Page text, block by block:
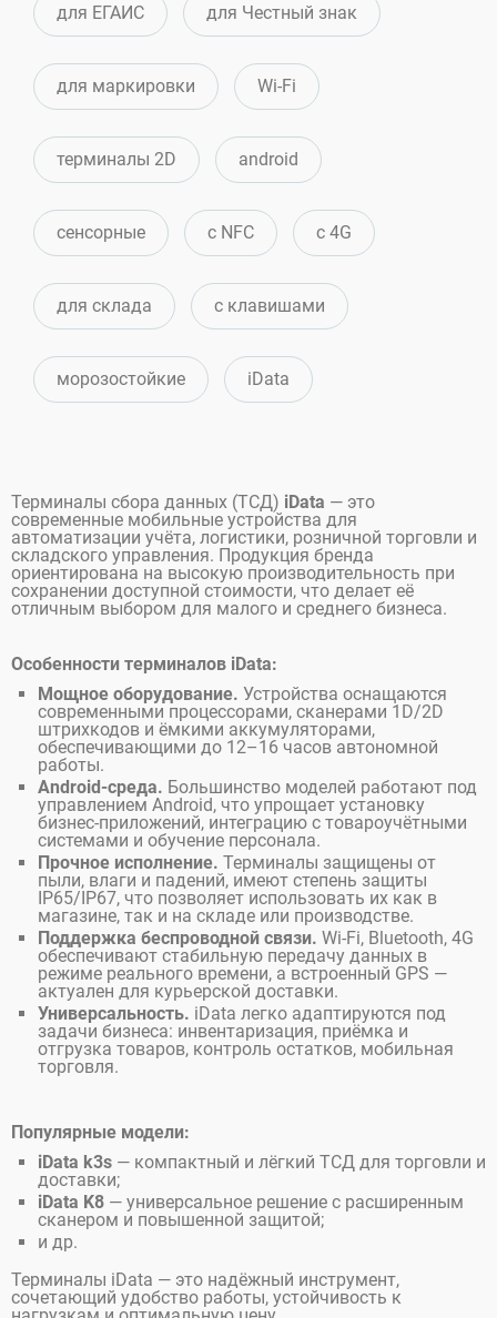
для ЕГАИС для Честный знак
для маркировки Wi-Fi
терминалы 2D android
сенсорные c NFC с 4G
для склада c клавишами
морозостойкие iData
Терминалы сбора данных (ТСД) iData — это
современные мобильные устройства для
автоматизации учёта, логистики, розничной торговли и
складского управления. Продукция бренда
ориентирована на высокую производительность при
сохранении доступной стоимости, что делает её
отличным выбором для малого и среднего бизнеса.
Особенности терминалов iData:
Мощное оборудование. Устройства оснащаются
современными процессорами, сканерами 1D/2D
штрихкодов и ёмкими аккумуляторами,
обеспечивающими до 12–16 часов автономной
работы.
Android-среда. Большинство моделей работают под
управлением Android, что упрощает установку
бизнес-приложений, интеграцию с товароучётными
системами и обучение персонала.
Прочное исполнение. Терминалы защищены от
пыли, влаги и падений, имеют степень защиты
IP65/IP67, что позволяет использовать их как в
магазине, так и на складе или производстве.
Поддержка беспроводной связи. Wi-Fi, Bluetooth, 4G
обеспечивают стабильную передачу данных в
режиме реального времени, а встроенный GPS —
актуален для курьерской доставки.
Универсальность. iData легко адаптируются под
задачи бизнеса: инвентаризация, приёмка и
отгрузка товаров, контроль остатков, мобильная
торговля.
Популярные модели:
iData k3s — компактный и лёгкий ТСД для торговли и
доставки;
iData K8 — универсальное решение с расширенным
сканером и повышенной защитой;
и др.
Терминалы iData — это надёжный инструмент,
сочетающий удобство работы, устойчивость к